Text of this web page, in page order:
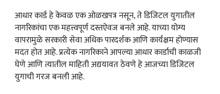
आधार कार्ड हे केवळ एक ओळखपत्र नसून, ते डिजिटल युगातील
नागरिकांचा एक महत्त्वपूर्ण दस्तऐवज बनले आहे. याच्या योग्य
वापरामुळे सरकारी सेवा अधिक पारदर्शक आणि कार्यक्षम होण्यास
मदत होत आहे. प्रत्येक नागरिकाने आपल्या आधार कार्डाची काळजी
घेणे आणि त्यातील माहिती अद्ययावत ठेवणे हे आजच्या डिजिटल
युगाची गरज बनली आहे.